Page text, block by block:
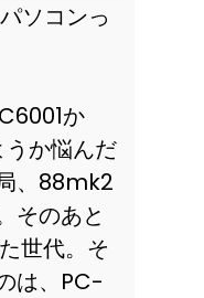
コンっ
か
か悩んだ
88mk2
そのあと
世代。そ
、 PC-